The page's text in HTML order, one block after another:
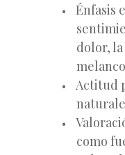
Énfasis
dolor,
Actitud
como